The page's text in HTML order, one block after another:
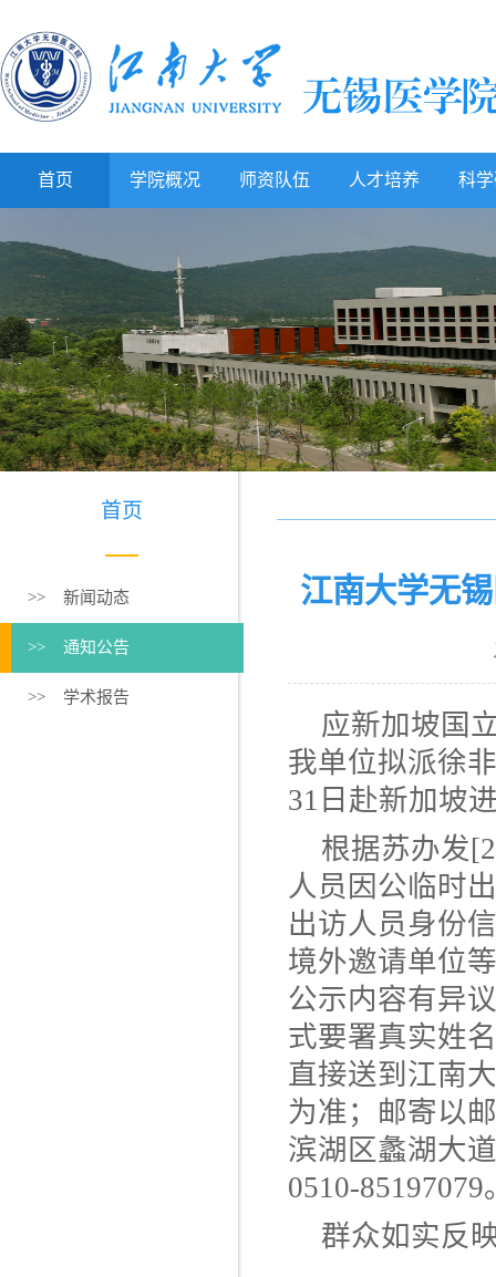
首页 学院概况 师资队伍 人才培养 科
首页
>> 新闻动态
>> 通知公告
>> 学术报告
江南大学无
应新加坡国
我单位拟派徐
31日 赴新加坡
根据苏办发
人员因公临时
出访人员身份
境外邀请单位
公示内容有异
式要署真实姓
直接送到江南
为准；邮寄以
滨湖区蠡湖大
0510-
群众如实反